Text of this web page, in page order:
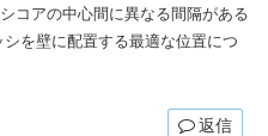
コアの中心間に異なる間隔がある
を壁に配置する最適な位置につ
返信